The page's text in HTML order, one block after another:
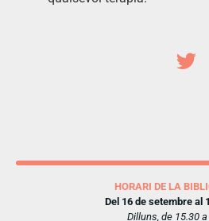
HORARI DE LA
Del 16 de setembre al
Dilluns, de 15.30